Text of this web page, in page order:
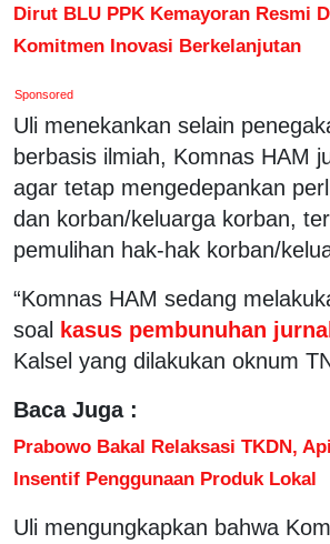
Dirut BLU PPK Kemayoran Resmi
Komitmen Inovasi Berkelanjutan
Sponsored
Uli menekankan selain
berbasis ilmiah, Komnas HAM
agar tetap mengedepankan
dan korban/keluarga korban,
pemulihan hak-hak korban/
“Komnas HAM sedang
soal
kasus pembunuhan
Kalsel yang dilakukan oknum
Baca Juga :
Prabowo Bakal Relaksasi TKDN,
Insentif Penggunaan Produk Lokal
Uli mengungkapkan bahwa